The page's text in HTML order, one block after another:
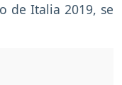
de Italia 2019, se